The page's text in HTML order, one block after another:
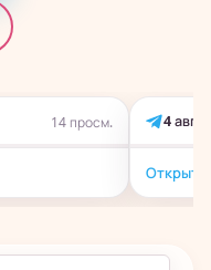
14 просм. 4 авг